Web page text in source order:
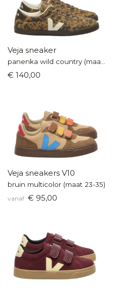
sommige modellen lopen
maat 42!! Voor ieder wat wils
dus, en wij zijn alvast helemaal
verliefd.
Veja sneaker
€ 140,00
Veja sneakers V10
bruin multicolor (maat 23-35)
vanaf € 95,00